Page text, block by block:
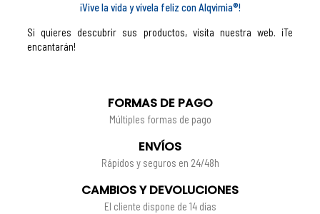
¡Vive la vida y vívela feliz con Alqvimia®!
Si quieres descubrir sus productos, visita nuestra web. ¡Te
encantarán!
FORMAS DE PAGO
Múltiples formas de pago
ENVÍOS
Rápidos y seguros en 24/48h
CAMBIOS Y DEVOLUCIONES
El cliente dispone de 14 días